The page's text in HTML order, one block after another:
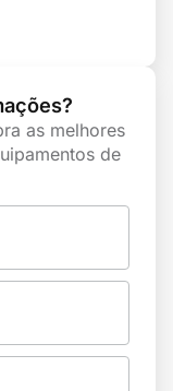
as melhores
de